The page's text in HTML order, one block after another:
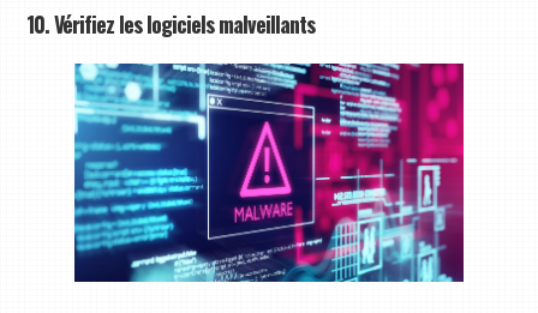
10. Vérifiez les logiciels malveillants